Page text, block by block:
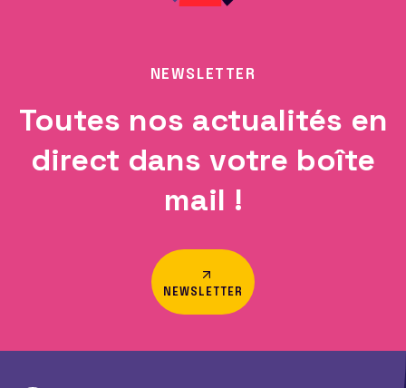
NEWSLETTER
Toutes nos actualités en
direct dans votre boîte
mail !
NEWSLETTER